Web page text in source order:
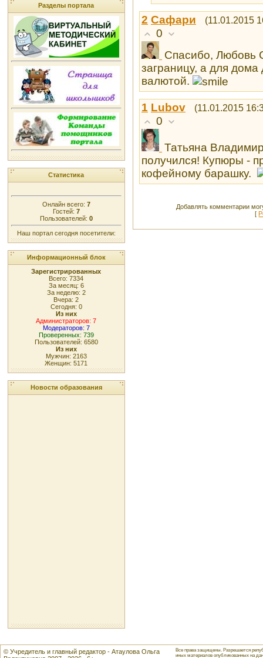
Разделы портала
Статистика
Онлайн всего: 7
Гостей: 7
Пользователей: 0
Наш портал сегодня посетители:
Информационный блок
Зарегистрированных
Всего: 7334
За месяц: 6
За неделю: 2
Вчера: 2
Сегодня: 0
Из них
Администраторов: 7
Модераторов: 7
Проверенных: 739
Пользователей: 6580
Из них
Мужчин: 2163
Женщин: 5171
Новости образования
2 Сафари (11.01.2015
0
Спасибо, Любовь
заграницу, а для
валютой.
1 Lubоv (11.01.2015
0
Татьяна
получился! Купюры -
кофейному барашку.
Добавлять комментарии
[
© Учредитель и главный редактор - Атаулова Ольга
Все права защищены. Разрешается
иных материалов опубликованных на